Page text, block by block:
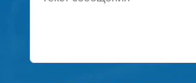
сообщения